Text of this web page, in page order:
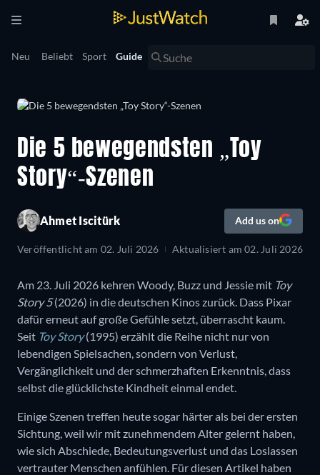
Neu Beliebt Sport Guide
Die 5 bewegendsten „Toy
Story“-Szenen
Ahmet Iscitürk Add us on
Veröffentlicht am 02. Juli 2026 Aktualisiert am02. Juli 2026
Am 23. Juli 2026 kehren Woody, Buzz und Jessie mit Toy
Story 5(2026) in die deutschen Kinos zurück. Dass Pixar
dafür erneut auf große Gefühle setzt, überrascht kaum.
Seit Toy Story(1995) erzählt die Reihe nicht nur von
lebendigen Spielsachen, sondern von Verlust,
Vergänglichkeit und der schmerzhaften Erkenntnis, dass
selbst die glücklichste Kindheit einmal endet.
Einige Szenen treffen heute sogar härter als bei der ersten
Sichtung, weil wir mit zunehmendem Alter gelernt haben,
wie sich Abschiede, Bedeutungsverlust und das Loslassen
vertrauter Menschen anfühlen. Für diesen Artikel haben